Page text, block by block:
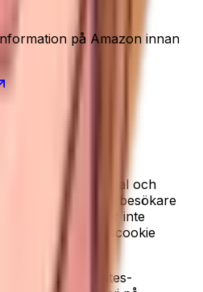
på Amazon innan
produkturval och
Recensioner från besökare
Vi använder inte
ingen analyscookie
cookiebannern.
Amazon Associates-